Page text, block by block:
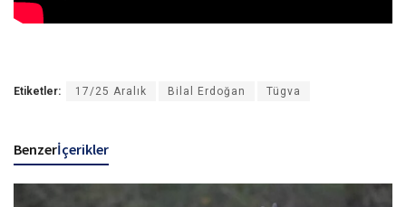
Etiketler: 17/25 Aralık Bilal Erdoğan Tügva
Benzerİçerikler